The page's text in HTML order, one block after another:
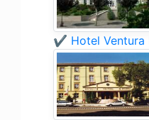
✔️ Hotel Ventura